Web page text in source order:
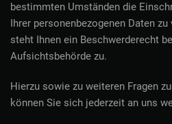
bestimmten Umständen die
Ihrer personenbezogenen Daten
steht Ihnen ein Beschwerderecht
Aufsichtsbehörde zu.
Hierzu sowie zu weiteren Fragen
können Sie sich jederzeit an uns